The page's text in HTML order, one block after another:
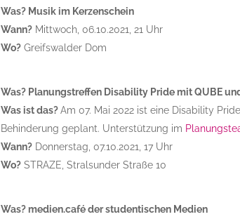
Was? Musik im Kerzenschein
Wann? Mittwoch, 06.10.2021, 21 Uhr
Wo? Greifswalder Dom
Was? Planungstreffen Disability Pride mit QUBE
Was ist das?Am 07. Mai 2022 ist eine Disability
Behinderung geplant. Unterstützung im
Wann? Donnerstag, 07.10.2021, 17 Uhr
Wo? STRAZE, Stralsunder Straße 10
Was? medien.café der studentischen Medien